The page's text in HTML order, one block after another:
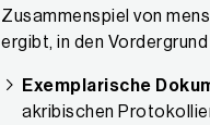
Zusammenspiel von
ergibt, in den
Exemplarische
akribischen